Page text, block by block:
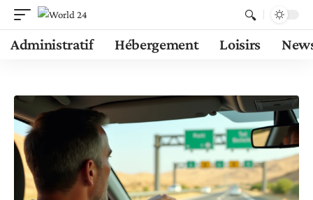
Administratif Hébergement Loisirs